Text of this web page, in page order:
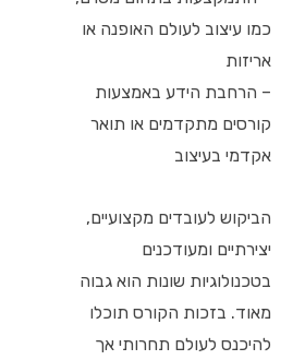
כמו עיצוב לעולם האופנה או
אריזות
– הרחבת הידע באמצעות
קורסים מתקדמים או תואר
אקדמי בעיצוב
הביקוש לעובדים מקצועיים,
יצירתיים ומעודכנים
בטכנולוגיות שונות הוא גבוה
מאוד. בזכות הקורס תוכלו
להיכנס לעולם תחרותי אך